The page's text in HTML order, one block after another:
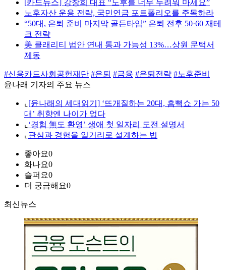
[카드뉴스] 강창희 대표 “노후를 너무 두려워 마세요”
노후자산 운용 전략, 국민연금 포트폴리오를 주목하라
“50대, 은퇴 준비 마지막 골든타임” 은퇴 전후 50·60 재테
크 전략
美 클래리티 법안 연내 통과 가능성 13%…상원 문턱서
제동
#신용카드사회공헌재단 #은퇴 #금융 #은퇴전략 #노후준비
윤나래 기자의 주요 뉴스
⌞ [윤나래의 세대읽기] ‘뜨개질하는 20대, 흠뻑쇼 가는 50
대’ 취향엔 나이가 없다
⌞ ‘경험 無도 환영’ 생애 첫 일자리 도전 설명서
⌞ 관심과 경험을 일거리로 설계하는 법
좋아요0
화나요0
슬퍼요0
더 궁금해요0
최신뉴스